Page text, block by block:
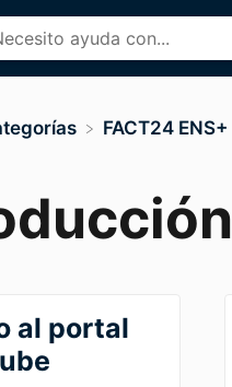
​FACT24 ENS+
al portal